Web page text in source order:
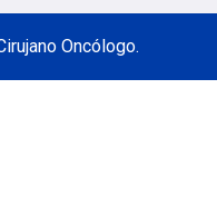
Oncólogo.